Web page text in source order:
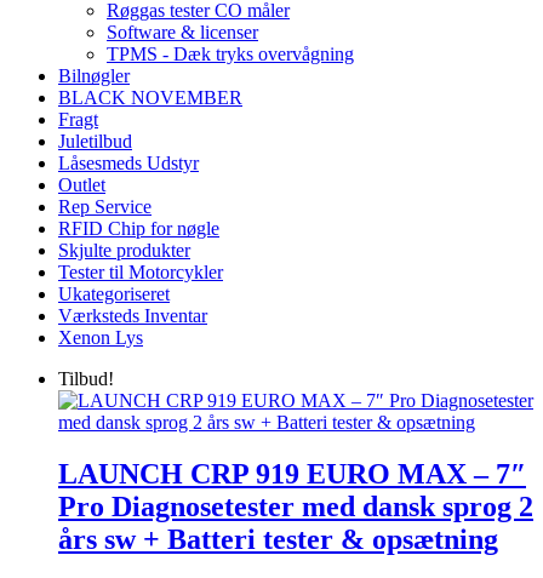
Røggas tester CO måler
Software & licenser
TPMS - Dæk tryks overvågning
Bilnøgler
BLACK NOVEMBER
Fragt
Juletilbud
Låsesmeds Udstyr
Outlet
Rep Service
RFID Chip for nøgle
Skjulte produkter
Tester til Motorcykler
Ukategoriseret
Værksteds Inventar
Xenon Lys
Tilbud!
LAUNCH CRP 919 EURO MAX – 7″
Pro Diagnosetester med dansk sprog 2
års sw + Batteri tester & opsætning